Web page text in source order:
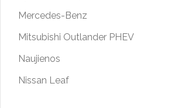
Mercedes-Benz
Mitsubishi Outlander PHEV
Naujienos
Nissan Leaf